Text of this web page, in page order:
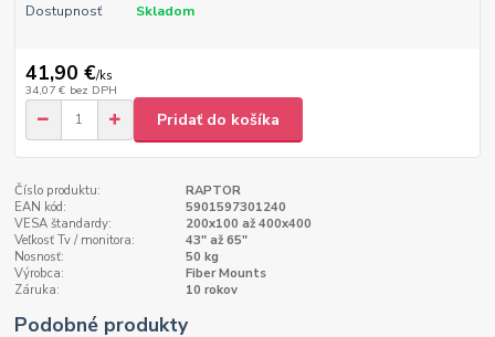
Dostupnosť Skladom
41,90 €/ks
34,07 € bez DPH
Pridať do košíka
Číslo produktu:
RAPTOR
EAN kód:
5901597301240
VESA štandardy:
200x100 až 400x400
Veľkosť Tv / monitora:
43" až 65"
Nosnosť:
50 kg
Výrobca:
Fiber Mounts
Záruka:
10 rokov
Podobné produkty